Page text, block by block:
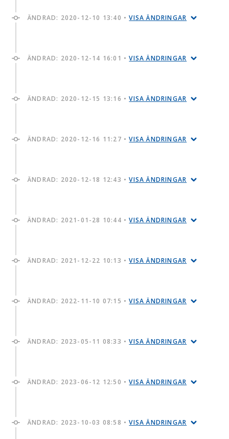
ÄNDRAD: 2020-12-10 13:40 •VISA ÄNDRINGAR
ÄNDRAD: 2020-12-14 16:01 •VISA ÄNDRINGAR
ÄNDRAD: 2020-12-15 13:16 •VISA ÄNDRINGAR
ÄNDRAD: 2020-12-16 11:27 •VISA ÄNDRINGAR
ÄNDRAD: 2020-12-18 12:43 •VISA ÄNDRINGAR
ÄNDRAD: 2021-01-28 10:44 •VISA ÄNDRINGAR
ÄNDRAD: 2021-12-22 10:13 •VISA ÄNDRINGAR
ÄNDRAD: 2022-11-10 07:15 •VISA ÄNDRINGAR
ÄNDRAD: 2023-05-11 08:33 •VISA ÄNDRINGAR
ÄNDRAD: 2023-06-12 12:50 •VISA ÄNDRINGAR
ÄNDRAD: 2023-10-03 08:58 •VISA ÄNDRINGAR